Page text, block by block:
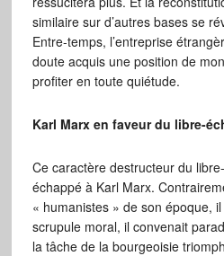
similaire sur d’autres bases se
Entre-temps, l’entreprise
doute acquis une position de
profiter en toute quiétude.
Karl Marx en faveur du libre-
Ce caractère destructeur du
échappé à Karl Marx.
« humanistes » de son époque,
scrupule moral, il convenait
la tâche de la bourgeoisie